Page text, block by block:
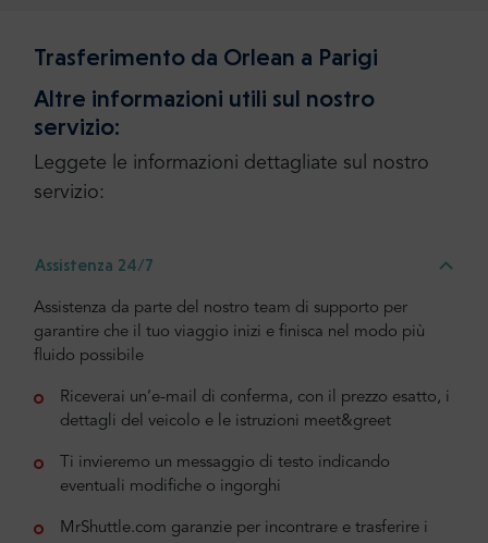
Trasferimento da Orlean a Parigi
Altre informazioni utili sul nostro
servizio:
Leggete le informazioni dettagliate sul nostro
servizio:
Assistenza 24/7
Assistenza da parte del nostro team di supporto per
garantire che il tuo viaggio inizi e finisca nel modo più
fluido possibile
Riceverai un’e-mail di conferma, con il prezzo esatto, i
dettagli del veicolo e le istruzioni meet&greet
Ti invieremo un messaggio di testo indicando
eventuali modifiche o ingorghi
MrShuttle.com garanzie per incontrare e trasferire i